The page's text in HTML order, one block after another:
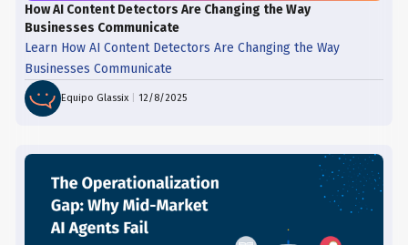
How AI Content Detectors Are Changing the Way
Businesses Communicate
Learn How AI Content Detectors Are Changing the Way
Businesses Communicate
Equipo Glassix |12/8/2025